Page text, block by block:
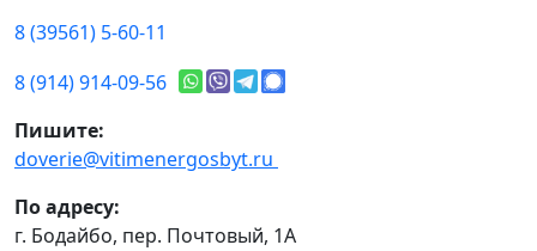
8 (39561) 5-60-11
8 (914) 914-09-56
Пишите:
doverie@vitimenergosbyt.ru
По адресу:
г. Бодайбо, пер. Почтовый, 1А